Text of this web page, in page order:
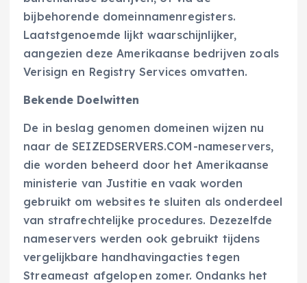
bijbehorende domeinnamenregisters.
Laatstgenoemde lijkt waarschijnlijker,
aangezien deze Amerikaanse bedrijven zoals
Verisign en Registry Services omvatten.
Bekende Doelwitten
De in beslag genomen domeinen wijzen nu
naar de SEIZEDSERVERS.COM-nameservers,
die worden beheerd door het Amerikaanse
ministerie van Justitie en vaak worden
gebruikt om websites te sluiten als onderdeel
van strafrechtelijke procedures. Dezezelfde
nameservers werden ook gebruikt tijdens
vergelijkbare handhavingacties tegen
Streameast afgelopen zomer. Ondanks het